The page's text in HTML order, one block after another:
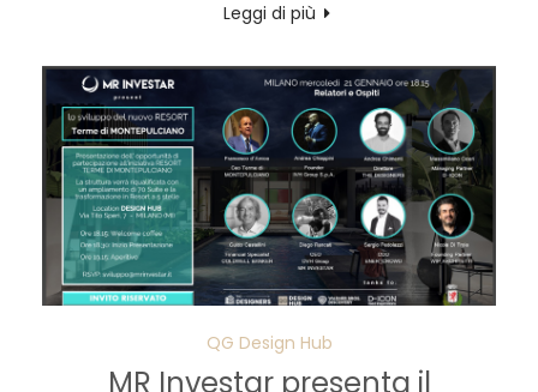
Leggi di più
QG Design Hub
MR Investar presenta il